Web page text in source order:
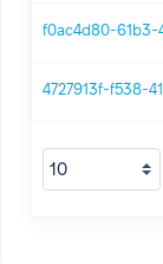
f0ac4d80-
4727913f-f538-